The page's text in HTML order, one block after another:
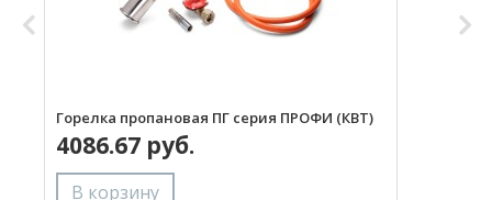
Горелка пропановая ПГ серия ПРОФИ (КВТ)
4086.67 руб.